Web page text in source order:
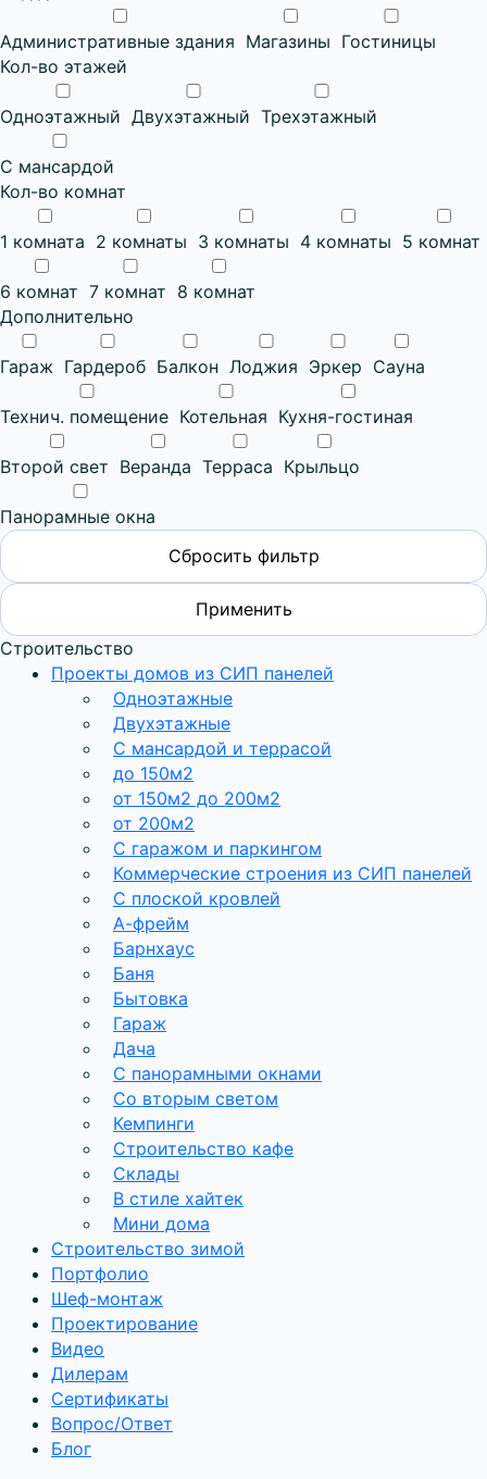
Административные здания Магазины Гостиницы
Кол-во этажей
Одноэтажный Двухэтажный Трехэтажный
С мансардой
Кол-во комнат
1 комната 2 комнаты 3 комнаты 4 комнаты 5 комнат
6 комнат 7 комнат 8 комнат
Дополнительно
Гараж Гардероб Балкон Лоджия Эркер Сауна
Технич. помещение Котельная Кухня-гостиная
Второй свет Веранда Терраса Крыльцо
Панорамные окна
Строительство
Проекты домов из СИП панелей
Одноэтажные
Двухэтажные
С мансардой и террасой
до 150м2
от 150м2 до 200м2
от 200м2
С гаражом и паркингом
Коммерческие строения из СИП панелей
С плоской кровлей
А-фрейм
Барнхаус
Баня
Бытовка
Гараж
Дача
С панорамными окнами
Со вторым светом
Кемпинги
Строительство кафе
Склады
В стиле хайтек
Мини дома
Строительство зимой
Портфолио
Шеф-монтаж
Проектирование
Видео
Дилерам
Сертификаты
Вопрос/Ответ
Блог